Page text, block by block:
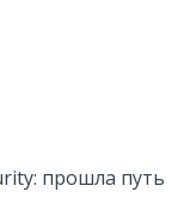
прошла путь